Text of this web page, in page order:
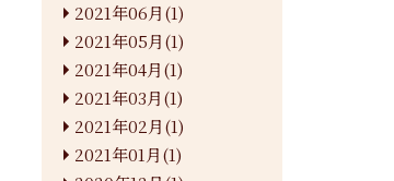
2021年06月(1)
2021年05月(1)
2021年04月(1)
2021年03月(1)
2021年02月(1)
2021年01月(1)